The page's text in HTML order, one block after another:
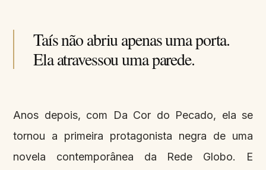
Taís não abriu apenas uma porta.
Ela atravessou uma parede.
Anos depois, com Da Cor do Pecado, ela se
tornou a primeira protagonista negra de uma
novela contemporânea da Rede Globo. E